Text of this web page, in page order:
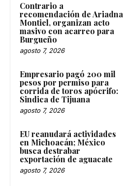
Contrario a
recomendación de Ariadna
Montiel, organizan acto
masivo con acarreo para
Burgueño
agosto 7, 2026
Empresario pagó 200 mil
pesos por permiso para
corrida de toros apócrifo:
Sindica de Tijuana
agosto 7, 2026
EU reanudará actividades
en Michoacán; México
busca destrabar
exportación de aguacate
agosto 7, 2026